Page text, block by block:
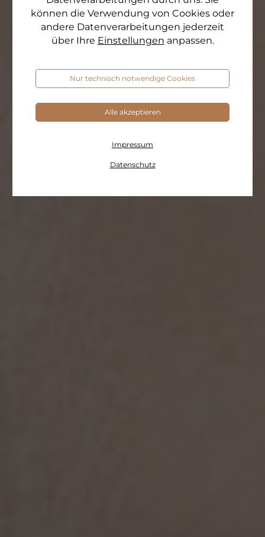
können die Verwendung von Cookies oder
andere Datenverarbeitungen jederzeit
über Ihre Einstellungen anpassen.
Nur technisch notwendige Cookies
Alle akzeptieren
Impressum
Datenschutz